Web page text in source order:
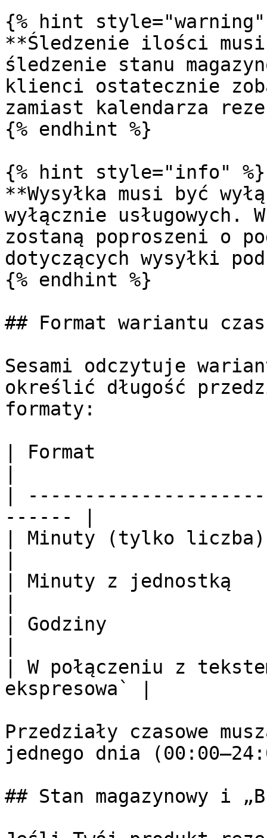
{% hint style="warning"
**Śledzenie ilości
śledzenie stanu
klienci ostatecznie
zamiast kalendarza
{% endhint %}
{% hint style="info" %}
**Wysyłka musi być
wyłącznie
zostaną poproszeni o
dotyczących wysyłki
{% endhint %}
## Format wariantu
Sesami odczytuje
określić długość
formaty:
| Format
|
------ |
| Minuty (tylko
| Minuty z jednostką
| Godziny
| W połączeniu z
ekspresowa` |
Przedziały czasowe
jednego dnia
## Stan magazynowy i